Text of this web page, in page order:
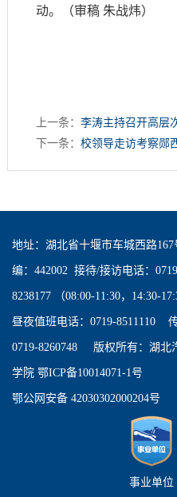
动。（审稿 朱战炜）
上一条： 李涛主持召开高层
下一条： 校领导走访考察郧
地址：湖北省十堰市车城西路
编：442002 接待/接访电话：
8238177 （08:00-11:30，14:30-
昼夜值班电话：0719-8511110 传
0719-8260748 版权所有：湖北
学院 鄂ICP备10014071-1号
鄂公网安备 42030302000204号
事业单位